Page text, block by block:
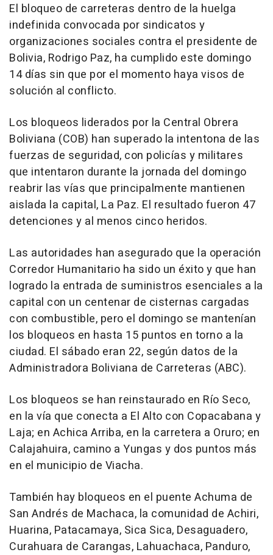
El bloqueo de carreteras dentro de la huelga
indefinida convocada por sindicatos y
organizaciones sociales contra el presidente de
Bolivia, Rodrigo Paz, ha cumplido este domingo
14 días sin que por el momento haya visos de
solución al conflicto.
Los bloqueos liderados por la Central Obrera
Boliviana (COB) han superado la intentona de las
fuerzas de seguridad, con policías y militares
que intentaron durante la jornada del domingo
reabrir las vías que principalmente mantienen
aislada la capital, La Paz. El resultado fueron 47
detenciones y al menos cinco heridos.
Las autoridades han asegurado que la operación
Corredor Humanitario ha sido un éxito y que han
logrado la entrada de suministros esenciales a la
capital con un centenar de cisternas cargadas
con combustible, pero el domingo se mantenían
los bloqueos en hasta 15 puntos en torno a la
ciudad. El sábado eran 22, según datos de la
Administradora Boliviana de Carreteras (ABC).
Los bloqueos se han reinstaurado en Río Seco,
en la vía que conecta a El Alto con Copacabana y
Laja; en Achica Arriba, en la carretera a Oruro; en
Calajahuira, camino a Yungas y dos puntos más
en el municipio de Viacha.
También hay bloqueos en el puente Achuma de
San Andrés de Machaca, la comunidad de Achiri,
Huarina, Patacamaya, Sica Sica, Desaguadero,
Curahuara de Carangas, Lahuachaca, Panduro,